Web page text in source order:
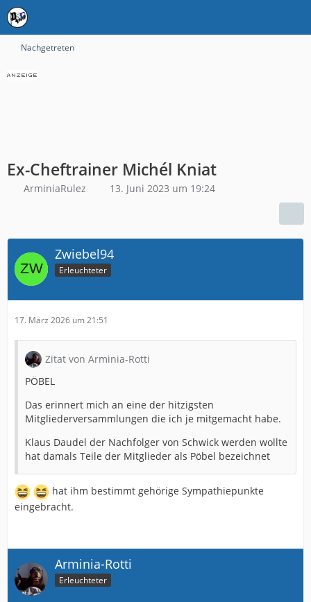
Nachgetreten
Ex-Cheftrainer Michél Kniat
ArminiaRulez 13. Juni 2023 um 19:24
Zwiebel94
Erleuchteter
17. März 2026 um 21:51
Zitat von Arminia-Rotti
PÖBEL
Das erinnert mich an eine der hitzigsten
Mitgliederversammlungen die ich je mitgemacht habe.
Klaus Daudel der Nachfolger von Schwick werden wollte
hat damals Teile der Mitglieder als Pöbel bezeichnet
hat ihm bestimmt gehörige Sympathiepunkte
eingebracht.
Arminia-Rotti
Erleuchteter